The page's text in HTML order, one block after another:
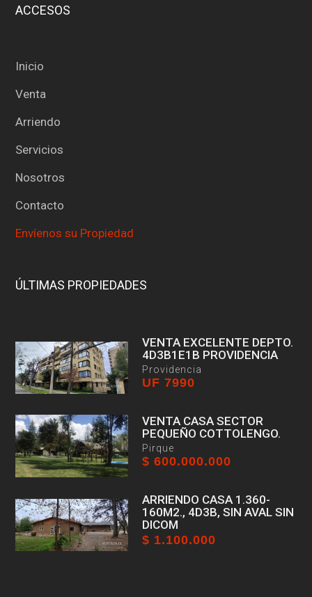
ACCESOS
Inicio
Venta
Arriendo
Servicios
Nosotros
Contacto
Envíenos su Propiedad
ÚLTIMAS PROPIEDADES
VENTA EXCELENTE DEPTO.
4D3B1E1B PROVIDENCIA
Providencia
UF 7990
VENTA CASA SECTOR
PEQUEÑO COTTOLENGO.
Pirque
$ 600.000.000
ARRIENDO CASA 1.360-
160M2., 4D3B, SIN AVAL SIN
DICOM
Pirque
$ 1.100.000